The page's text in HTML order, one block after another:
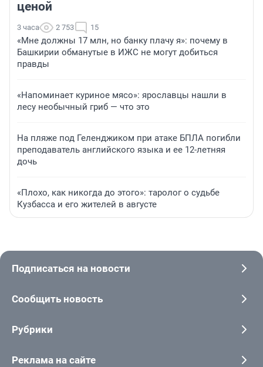
ценой
3 часа 2 753 15
«Мне должны 17 млн, но банку плачу я»: почему в
Башкирии обманутые в ИЖС не могут добиться
правды
«Напоминает куриное мясо»: ярославцы нашли в
лесу необычный гриб — что это
На пляже под Геленджиком при атаке БПЛА погибли
преподаватель английского языка и ее 12-летняя
дочь
«Плохо, как никогда до этого»: таролог о судьбе
Кузбасса и его жителей в августе
Подписаться на новости
Сообщить новость
Рубрики
Реклама на сайте